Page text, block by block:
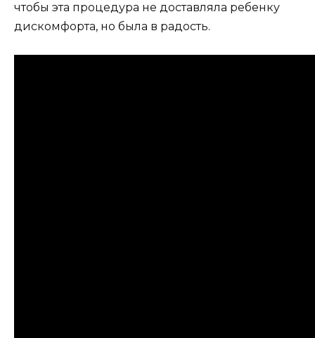
чтобы эта процедура не доставляла ребенку
дискомфорта, но была в радость.